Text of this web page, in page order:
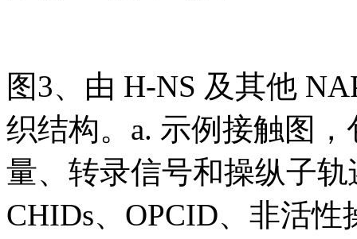
图3、由 H-NS 及其他
织结构。a. 示例接触图
量、转录信号和操纵子
CHIDs、OPCID、非活